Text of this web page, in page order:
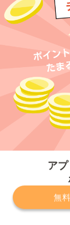
無
今
プライ
サービスに関